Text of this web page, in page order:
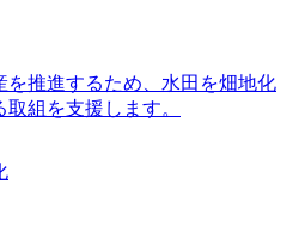
推進するため、水田を畑地化
組を支援します。